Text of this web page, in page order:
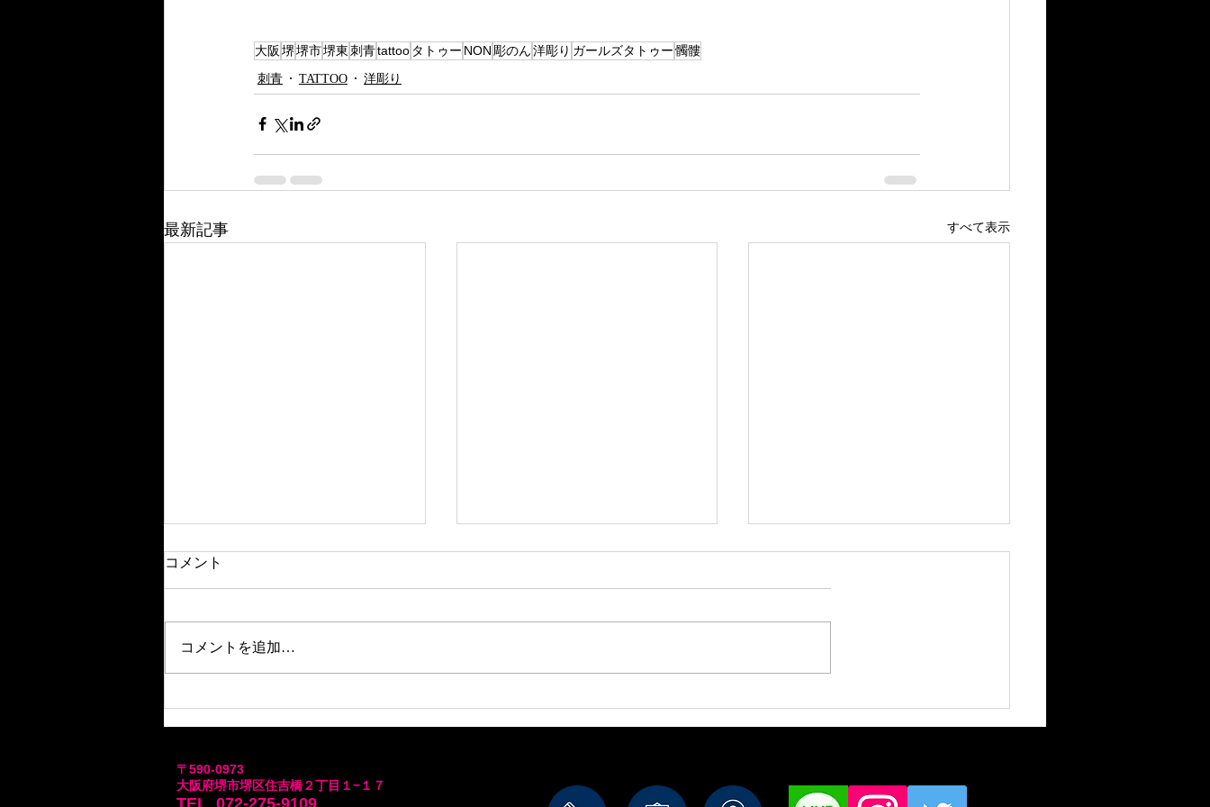
大阪 堺堺市堺東刺青tattoo タトゥー NON 彫のん洋彫り ガールズタトゥー髑髏
刺青 TATTOO 洋彫り
最新記事 すべて表示
『地獄太夫』
『達磨』
ル
コメント
コメントを追加…
​〒590-0973
大阪府堺市堺区住吉橋２丁目１−１７